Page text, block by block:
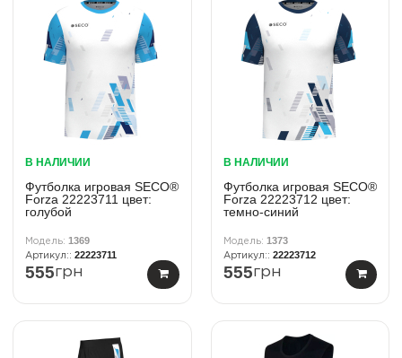
В НАЛИЧИИ
Футболка игровая SECO®
Forza 22223711 цвет:
голубой
1369
22223711
555грн
В НАЛИЧИИ
Футболка игровая SECO®
Forza 22223712 цвет:
темно-синий
1373
22223712
555грн